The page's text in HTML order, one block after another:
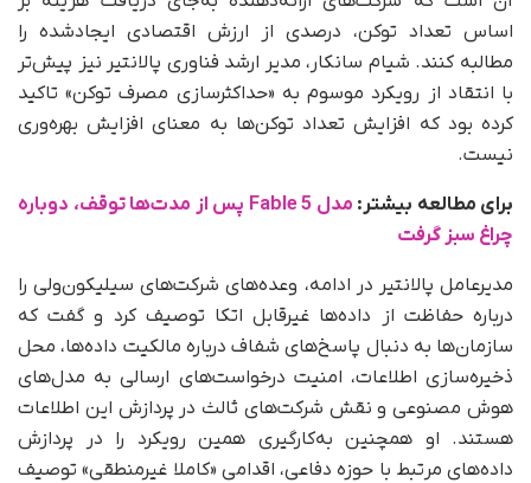
اساس تعداد توکن، درصدی از ارزش اقتصادی ایجادشده را
مطالبه کنند. شیام سانکار، مدیر ارشد فناوری پالانتیر نیز پیش‌تر
با انتقاد از رویکرد موسوم به «حداکثرسازی مصرف توکن» تاکید
کرده بود که افزایش تعداد توکن‌ها به معنای افزایش بهره‌وری
نیست.
برای مطالعه بیشتر:
مدل Fable 5 پس از مدت‌ها توقف، دوباره
چراغ سبز گرفت
مدیرعامل پالانتیر در ادامه، وعده‌های شرکت‌های سیلیکون‌ولی را
درباره حفاظت از داده‌ها غیرقابل اتکا توصیف کرد و گفت که
سازمان‌ها به‌ دنبال پاسخ‌های شفاف درباره مالکیت داده‌ها، محل
ذخیره‌سازی اطلاعات، امنیت درخواست‌های ارسالی به مدل‌های
هوش مصنوعی و نقش شرکت‌های ثالث در پردازش این اطلاعات
هستند. او همچنین به‌کارگیری همین رویکرد را در پردازش
داده‌های مرتبط با حوزه دفاعی، اقدامی «کاملا غیرمنطقی» توصیف